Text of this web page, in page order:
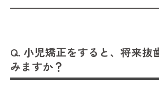
Q. 小児矯正をすると、将来抜
みますか？